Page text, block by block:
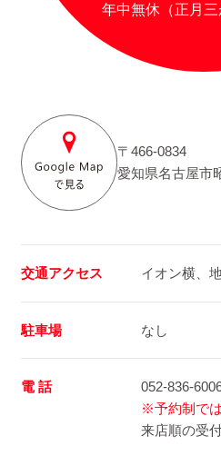
年中無休（正月三
〒466-0834
愛知県名古屋市
交通アクセス イオン横、
駐車場 なし
電 話
052-836-
※予約制では
来店順の受